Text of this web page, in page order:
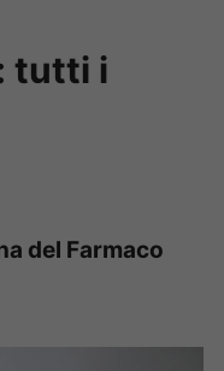
tutti i
del Farmaco